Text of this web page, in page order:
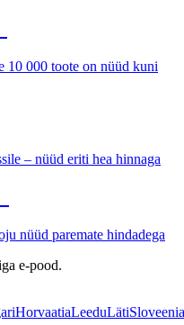
10 000 toote on nüüd kuni
– nüüd eriti hea hinnaga
nüüd paremate hindadega
e-pood.
HorvaatiaLeeduLätiSloveenia